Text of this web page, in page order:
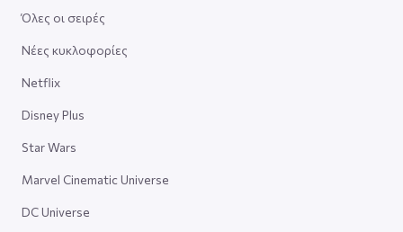
Όλες οι σειρές
Νέες κυκλοφορίες
Netflix
Disney Plus
Star Wars
Marvel Cinematic Universe
DC Universe